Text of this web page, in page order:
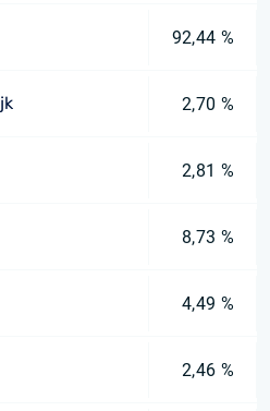
92,44 %
2,70 %
2,81 %
8,73 %
4,49 %
2,46 %